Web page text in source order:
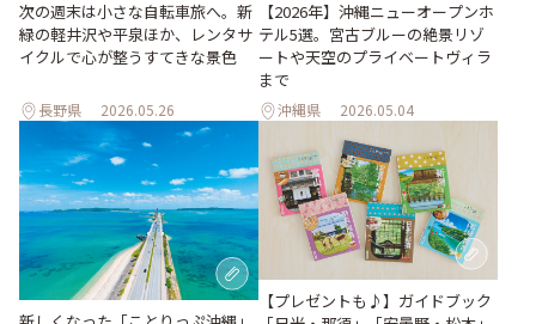
次の週末は小さな自転車旅へ。新
緑の軽井沢や平泉ほか、レンタサ
イクルで心が整うすてきな景色
長野県 2026.05.26
【2026年】沖縄ニューオープンホ
テル5選。宮古ブルーの絶景リゾ
ートや天空のプライベートヴィラ
まで
沖縄県 2026.05.04
【プレゼントも♪】ガイドブック